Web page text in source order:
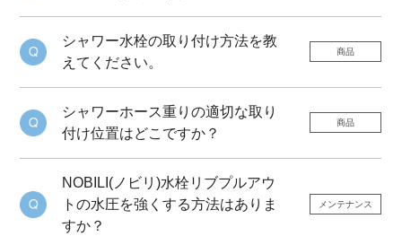
シャワー水栓の取り付け方法を教
えてください。
商品
シャワーホース重りの適切な取り
付け位置はどこですか？
商品
NOBILI(ノビリ)水栓リブプルアウ
トの水圧を強くする方法はありま
すか？
メンテナンス